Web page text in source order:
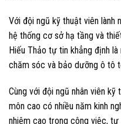
Với đội ngũ kỹ thuật viên lành
hệ thống cơ sở hạ tầng và
Hiếu Thảo tự tin khẳng định
chăm sóc và bảo dưỡng ô tô
Cùng với đội ngũ nhân viên
môn cao có nhiều năm kinh
nhiệm cao trong công việc, tư